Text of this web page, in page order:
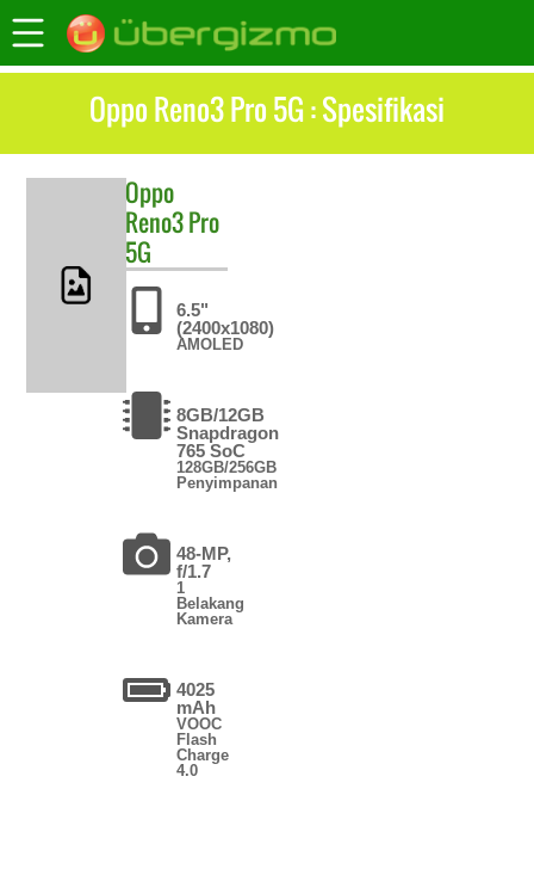
Oppo Reno3 Pro 5G : Spesifikasi
Oppo
Reno3 Pro
5G
6.5"
(2400x1080)
AMOLED
8GB/12GB
Snapdragon
765 SoC
128GB/256GB
Penyimpanan
48-MP,
f/1.7
1
Belakang
Kamera
4025
mAh
VOOC
Flash
Charge
4.0